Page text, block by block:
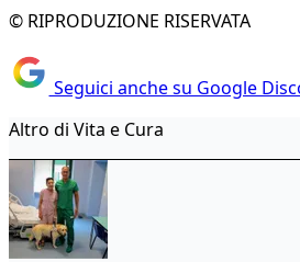
© RIPRODUZIONE RISERVATA
Seguici anche su Google
Altro di Vita e Cura